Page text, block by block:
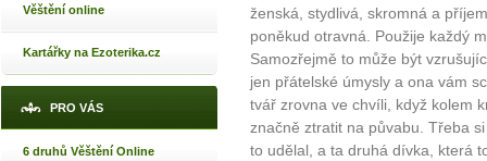
Věštění online
Kartářky na Ezoterika.cz
PRO VÁS
6 druhů Věštění Online
ženská, stydlivá, skromná a
poněkud otravná. Použije každý
Samozřejmě to může být
jen přátelské úmysly a ona vám
tvář zrovna ve chvíli, když kolem
značně ztratit na půvabu. Třeba
to udělal, a ta druhá dívka, která